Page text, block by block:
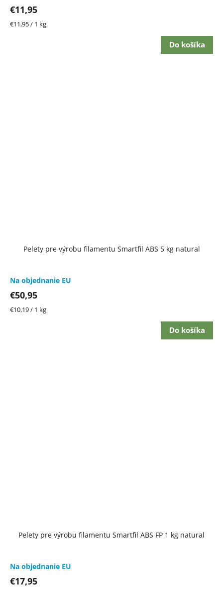
€11,95
Jednotková
€11,95 / 1 kg
Do košíka
Pelety pre výrobu filamentu Smartfil ABS 5 kg natural
Na objednanie EU
€50,95
Jednotková
€10,19 / 1 kg
Do košíka
Pelety pre výrobu filamentu Smartfil ABS FP 1 kg natural
Na objednanie EU
€17,95